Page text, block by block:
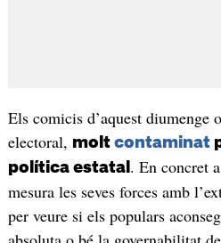
Els comicis d’aquest diumenge
electoral, molt contaminat
política estatal . En concret
mesura les seves forces amb
per veure si els populars